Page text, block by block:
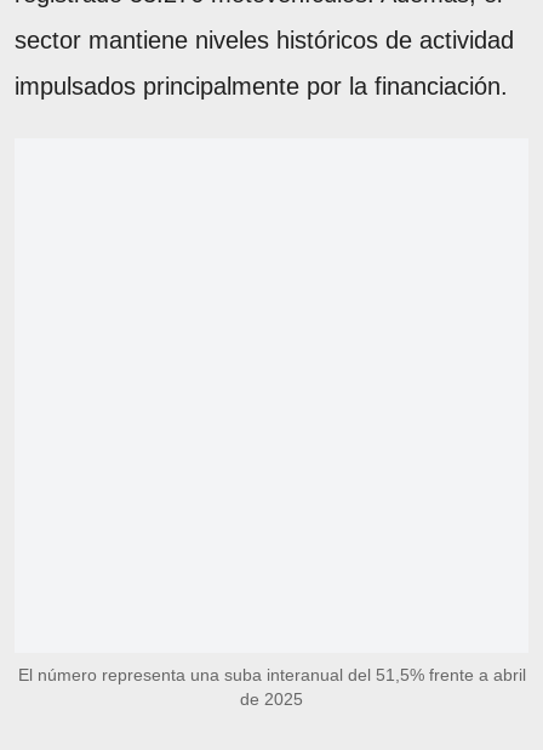
sector mantiene niveles históricos de actividad
impulsados principalmente por la financiación.
El número representa una suba interanual del 51,5% frente a abril
de 2025